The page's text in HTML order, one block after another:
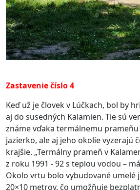
Zastavenie číslo 4
Keď už je človek v Lúčkach, bol by
aj do susedných Kalamien. Tie sú
známe vďaka termálnemu
jazierko, ale aj jeho okolie vyzerajú
krajšie. „Termálny prameň v
z roku 1991 - 92 s teplou vodou –
Okolo vrtu bolo vybudované umelé
20×10 metrov, čo umožňuje